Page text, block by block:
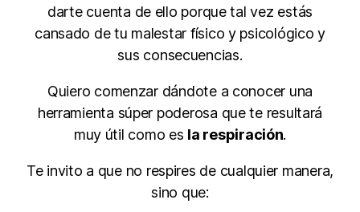
darte cuenta de ello porque tal vez estás
cansado de tu malestar físico y psicológico y
sus consecuencias.
Quiero comenzar dándote a conocer una
herramienta súper poderosa que te resultará
muy útil como es la respiración.
Te invito a que no respires de cualquier manera,
sino que: